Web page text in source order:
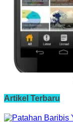
Artikel Terbaru